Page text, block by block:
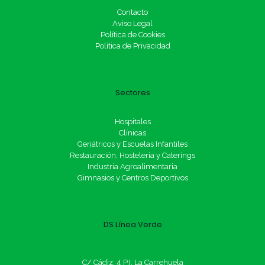
Contacto
Aviso Legal
Política de Cookies
Política de Privacidad
Sectores
Hospitales
Clínicas
Geriátricos y Escuelas Infantiles
Restauración, Hostelería y Caterings
Industria Agroalimentaria
Gimnasios y Centros Deportivos
DS Línea Verde
C/ Cádiz, 4 P.I. La Carrehuela